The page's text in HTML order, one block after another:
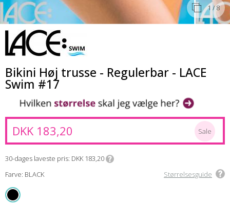
1 / 8
Bikini Høj trusse - Regulerbar - LACE
Swim #17
DKK 183,20 Sale
30-dages laveste pris DKK 183,20
Farve: BLACK
Størrelsesguide